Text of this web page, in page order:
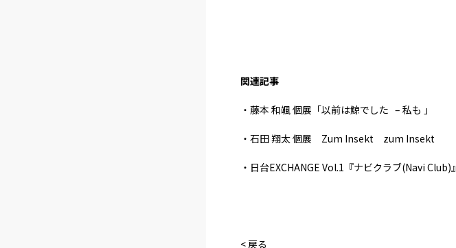
関連記事
・藤本 和颯 個展「以前は鯨でした – 私も 」
・石田 翔太 個展 Zum Insekt zum Insekt
・日台EXCHANGE Vol.1『ナビクラブ(Navi Club)』
< 戻る